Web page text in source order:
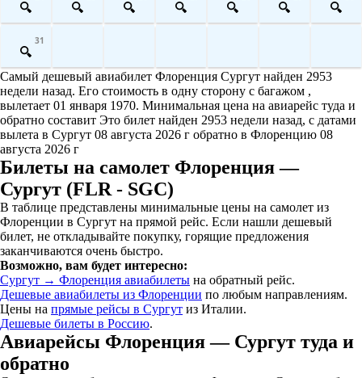
31
Самый дешевый авиабилет Флоренция Сургут найден 2953
недели назад. Его стоимость в одну сторону с багажом ,
вылетает 01 января 1970. Минимальная цена на авиарейс туда и
обратно составит Это билет найден 2953 недели назад, с датами
вылета в Сургут 08 августа 2026 г обратно в Флоренцию 08
августа 2026 г
Билеты на самолет Флоренция —
Сургут (FLR - SGC)
В таблице представлены минимальные цены на самолет из
Флоренции в Сургут на прямой рейс. Если нашли дешевый
билет, не откладывайте покупку, горящие предложения
заканчиваются очень быстро.
Возможно, вам будет интересно:
Сургут → Флоренция авиабилеты на обратный рейс.
Дешевые авиабилеты из Флоренции по любым направлениям.
Цены на прямые рейсы в Сургут из Италии.
Дешевые билеты в Россию.
Авиарейсы Флоренция — Сургут туда и
обратно